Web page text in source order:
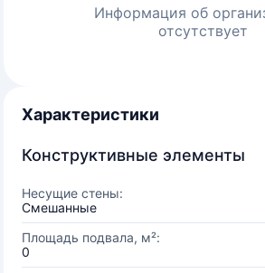
Информация об
отсутствует
Характеристики
Конструктивные элементы
Несущие стены:
Смешанные
Площадь подвала, м²:
0